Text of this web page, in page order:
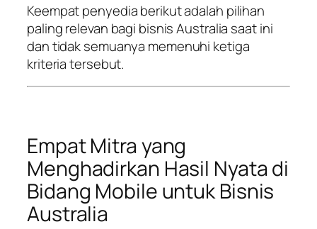
Keempat penyedia berikut adalah pilihan
paling relevan bagi bisnis Australia saat ini
dan tidak semuanya memenuhi ketiga
kriteria tersebut.
Empat Mitra yang
Menghadirkan Hasil Nyata di
Bidang Mobile untuk Bisnis
Australia